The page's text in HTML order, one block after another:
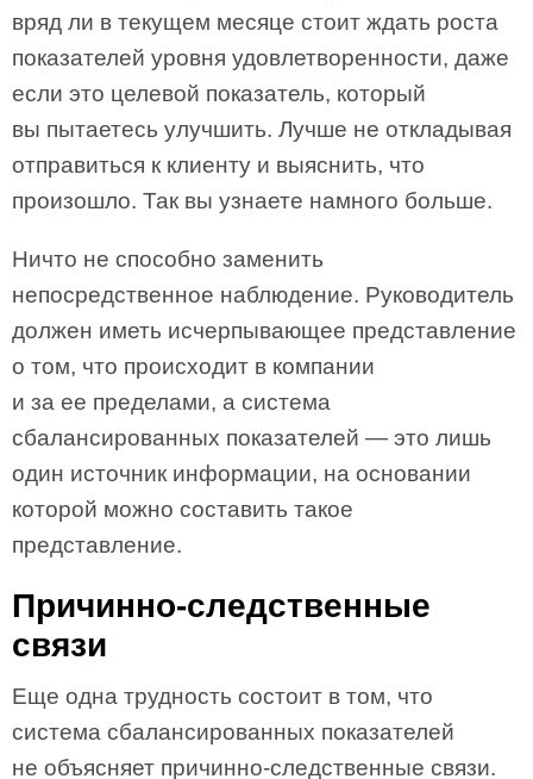
вряд ли в текущем месяце стоит ждать роста
показателей уровня удовлетворенности, даже
если это целевой показатель, который
вы пытаетесь улучшить. Лучше не откладывая
отправиться к клиенту и выяснить, что
произошло. Так вы узнаете намного больше.
Ничто не способно заменить
непосредственное наблюдение. Руководитель
должен иметь исчерпывающее представление
о том, что происходит в компании
и за ее пределами, а система
сбалансированных показателей — это лишь
один источник информации, на основании
которой можно составить такое
представление.
Причинно-следственные
связи
Еще одна трудность состоит в том, что
система сбалансированных показателей
не объясняет причинно-следственные связи.